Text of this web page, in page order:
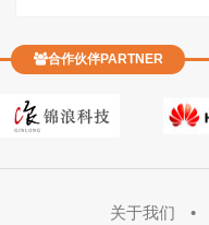
合作伙伴PARTNER
关于我们 •